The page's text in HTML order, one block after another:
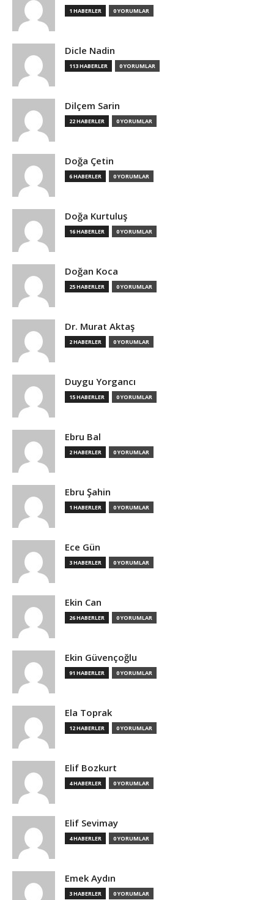
1 HABERLER 0 YORUMLAR
Dicle Nadin
113 HABERLER 0 YORUMLAR
Dilçem Sarin
22 HABERLER 0 YORUMLAR
Doğa Çetin
6 HABERLER 0 YORUMLAR
Doğa Kurtuluş
16 HABERLER 0 YORUMLAR
Doğan Koca
25 HABERLER 0 YORUMLAR
Dr. Murat Aktaş
2 HABERLER 0 YORUMLAR
Duygu Yorgancı
15 HABERLER 0 YORUMLAR
Ebru Bal
2 HABERLER 0 YORUMLAR
Ebru Şahin
1 HABERLER 0 YORUMLAR
Ece Gün
3 HABERLER 0 YORUMLAR
Ekin Can
26 HABERLER 0 YORUMLAR
Ekin Güvençoğlu
91 HABERLER 0 YORUMLAR
Ela Toprak
12 HABERLER 0 YORUMLAR
Elif Bozkurt
4 HABERLER 0 YORUMLAR
Elif Sevimay
4 HABERLER 0 YORUMLAR
Emek Aydın
3 HABERLER 0 YORUMLAR